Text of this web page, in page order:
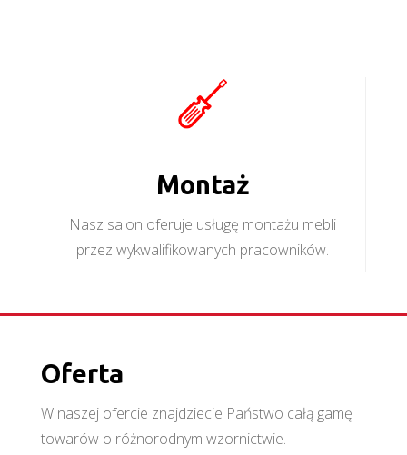
Montaż
Nasz salon oferuje usługę montażu mebli
przez wykwalifikowanych pracowników.
Oferta
W naszej ofercie znajdziecie Państwo całą gamę
towarów o różnorodnym wzornictwie.